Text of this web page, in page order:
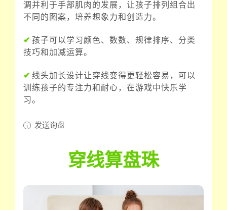
调并利于手部肌肉的发展，让孩子排列组合出
不同的图案，培养想象力和创造力。
✔ 孩子可以学习颜色、数数、规律排序、分类
技巧和加减运算。
✔ 线头加长设计让穿线变得更轻松容易，可以
训练孩子的专注力和耐心，在游戏中快乐学
习。
发送询盘
穿线算盘珠